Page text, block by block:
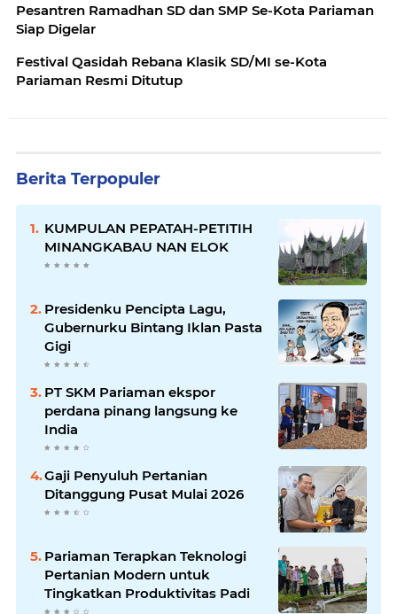
Pesantren Ramadhan SD dan SMP Se-Kota Pariaman
Siap Digelar
Festival Qasidah Rebana Klasik SD/MI se-Kota
Pariaman Resmi Ditutup
Berita Terpopuler
KUMPULAN PEPATAH-PETITIH
MINANGKABAU NAN ELOK
Presidenku Pencipta Lagu,
Gubernurku Bintang Iklan Pasta
Gigi
PT SKM Pariaman ekspor
perdana pinang langsung ke
India
Gaji Penyuluh Pertanian
Ditanggung Pusat Mulai 2026
Pariaman Terapkan Teknologi
Pertanian Modern untuk
Tingkatkan Produktivitas Padi